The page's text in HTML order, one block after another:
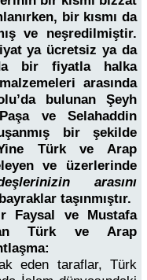
bir kısmı da
ve neşredilmiştir.
ya ücretsiz ya da
bir fiyatla halka
arasında
bulunan Şeyh
ve Selahaddin
bir şekilde
Türk ve Arap
ve üzerlerinde
arasını
taşınmıştır.
Faysal ve Mustafa
Türk ve Arap
eden taraflar, Türk